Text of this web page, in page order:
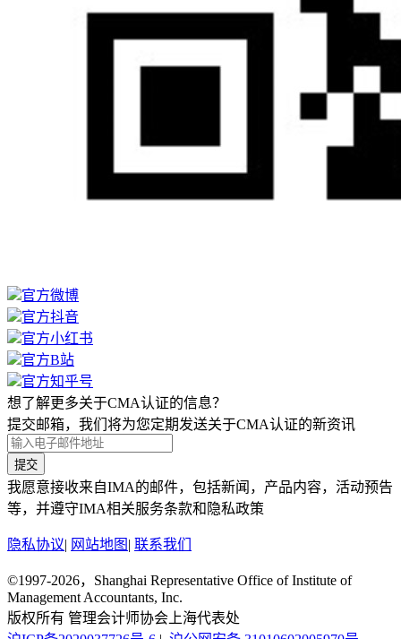
官方微博
官方抖音
官方小红书
官方B站
官方知乎号
想了解更多关于CMA认证的信息？
提交邮箱，我们将为您定期发送关于CMA认证的新资讯
提交
我愿意接收来自IMA的邮件，包括新闻，产品内容，活动预告
等，并遵守IMA相关服务条款和隐私政策
隐私协议| 网站地图 | 联系我们
©1997-2026，Shanghai Representative Office of Institute of
Management Accountants, Inc.
版权所有 管理会计师协会上海代表处